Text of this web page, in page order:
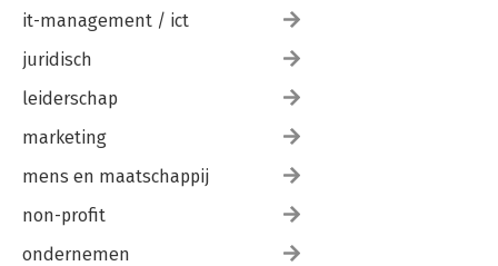
it-management / ict
juridisch
leiderschap
marketing
mens en maatschappij
non-profit
ondernemen